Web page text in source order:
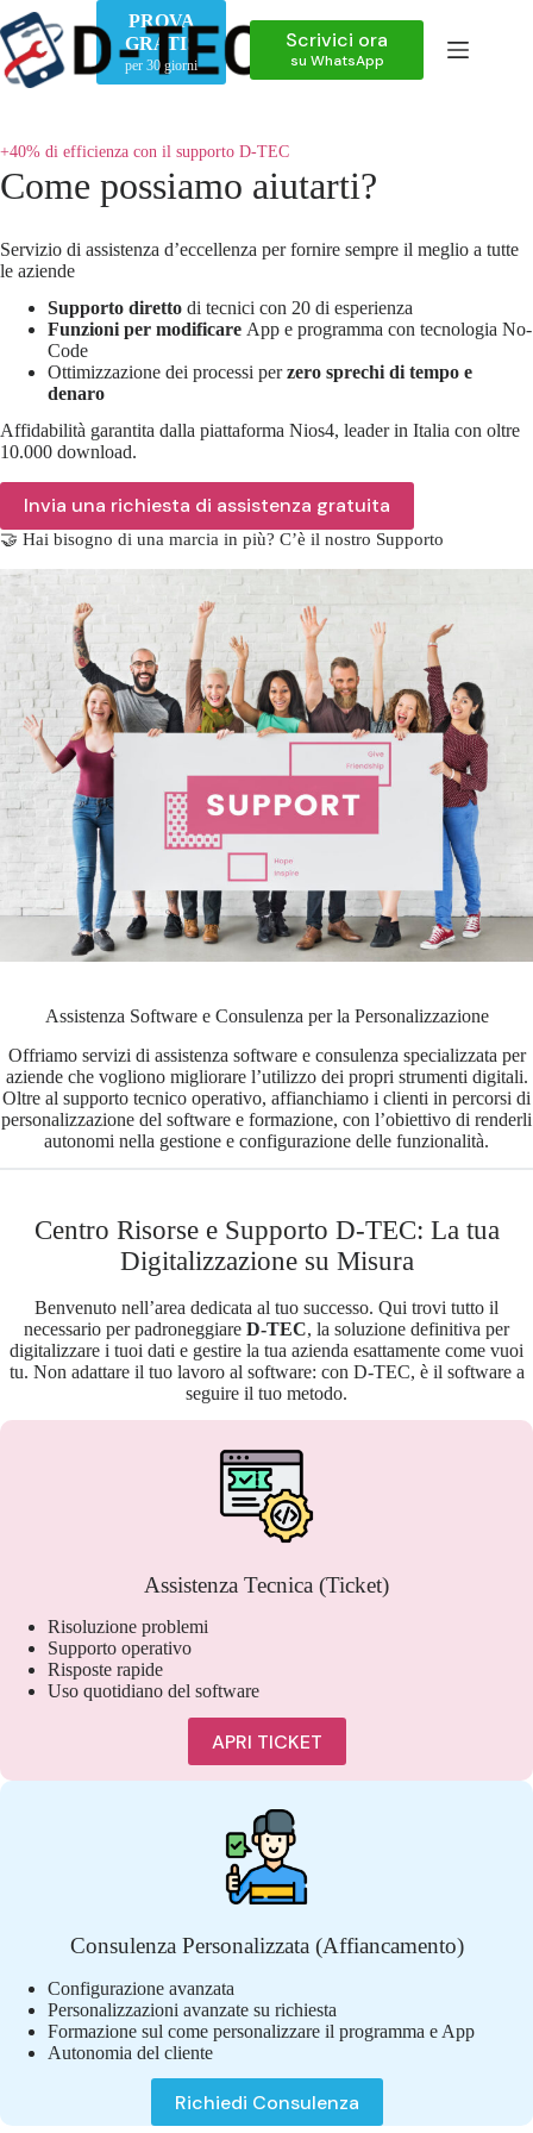
Salta
al
contenuto
PROVA
GRATIS
per 30 giorni
Scrivici ora
su WhatsApp
+40% di efficienza con il supporto D-TEC
Come possiamo aiutarti?
Servizio di assistenza d’eccellenza per fornire sempre il meglio a tutte
le aziende
Supporto diretto di tecnici con 20 di esperienza
Funzioni per modificare App e programma con tecnologia No-
Code
Ottimizzazione dei processi perzero sprechi di tempo e
denaro
Affidabilità garantita dalla piattaforma Nios4, leader in Italia con oltre
10.000 download.
Invia una richiesta di assistenza gratuita
🤝 Hai bisogno di una marcia in più? C’è il nostro Supporto
Assistenza Software e Consulenza per la Personalizzazione
Offriamo servizi di assistenza software e consulenza specializzata per
aziende che vogliono migliorare l’utilizzo dei propri strumenti digitali.
Oltre al supporto tecnico operativo, affianchiamo i clienti in percorsi di
personalizzazione del software e formazione, con l’obiettivo di renderli
autonomi nella gestione e configurazione delle funzionalità.
Centro Risorse e Supporto D-TEC: La tua
Digitalizzazione su Misura
Benvenuto nell’area dedicata al tuo successo. Qui trovi tutto il
necessario per padroneggiare D-TEC, la soluzione definitiva per
digitalizzare i tuoi dati e gestire la tua azienda esattamente come vuoi
tu. Non adattare il tuo lavoro al software: con D-TEC, è il software a
seguire il tuo metodo.
Assistenza Tecnica (Ticket)
Risoluzione problemi
Supporto operativo
Risposte rapide
Uso quotidiano del software
APRI TICKET
Consulenza Personalizzata (Affiancamento)
Configurazione avanzata
Personalizzazioni avanzate su richiesta
Formazione sul come personalizzare il programma e App
Autonomia del cliente
Richiedi Consulenza